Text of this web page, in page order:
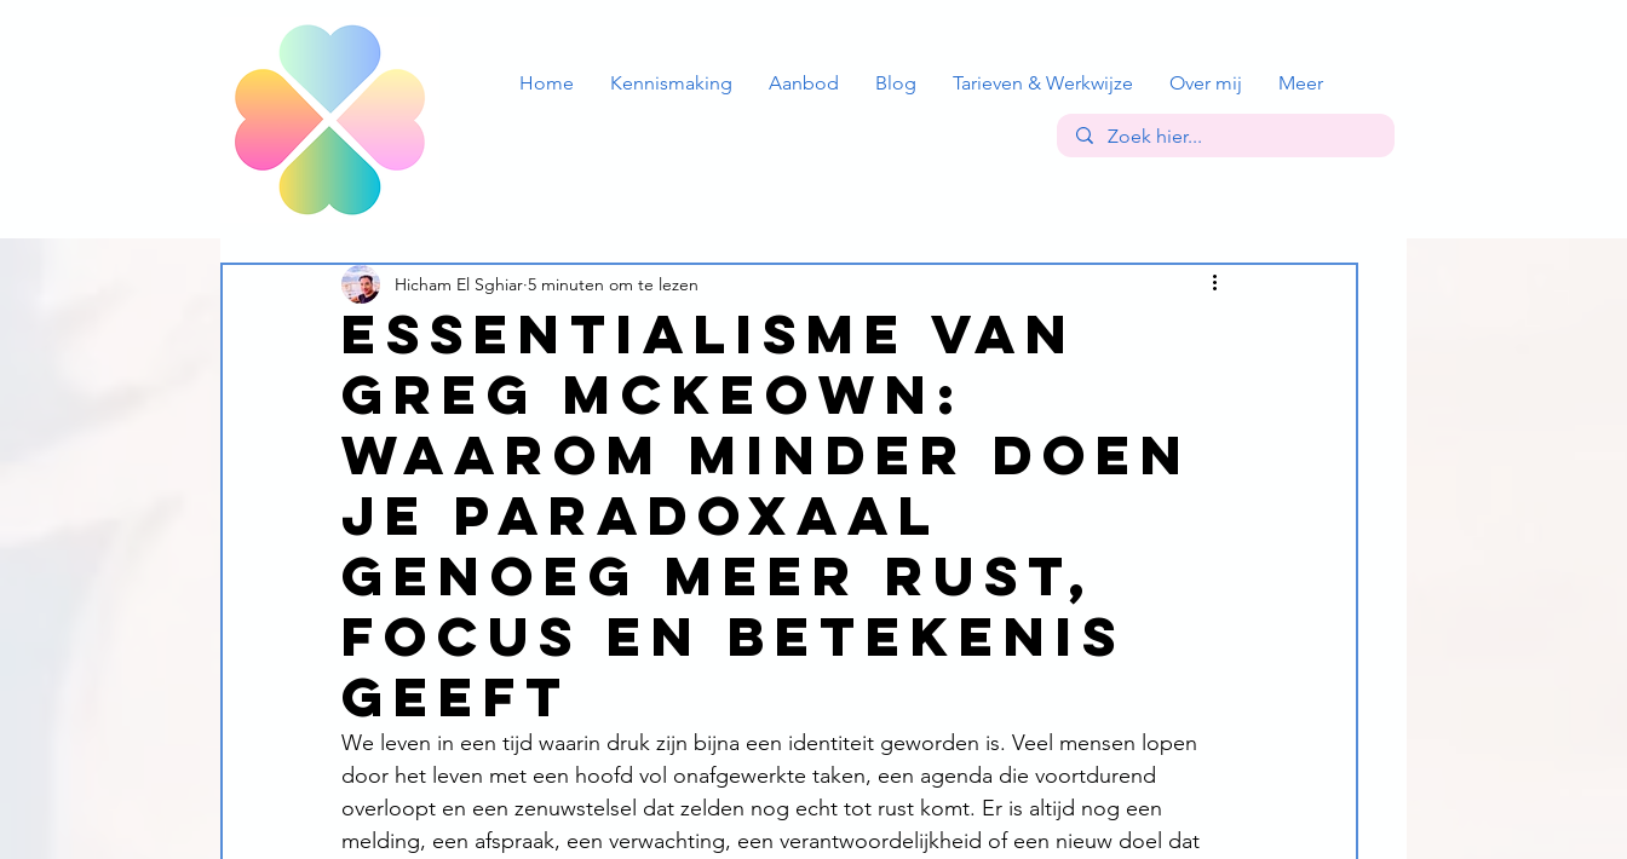
Home Kennismaking Aanbod Blog Tarieven & Werkwijze Over mij Meer
Essentialisme van
Greg McKeown:
waarom minder doen
je paradoxaal
genoeg meer rust,
focus en betekenis
geeft
Hicham El Sghiar 5 minuten om te lezen
We leven in een tijd waarin druk zijn bijna een identiteit geworden is. Veel mensen lopen
door het leven met een hoofd vol onafgewerkte taken, een agenda die voortdurend
overloopt en een zenuwstelsel dat zelden nog echt tot rust komt. Er is altijd nog een
melding, een afspraak, een verwachting, een verantwoordelijkheid of een nieuw doel dat